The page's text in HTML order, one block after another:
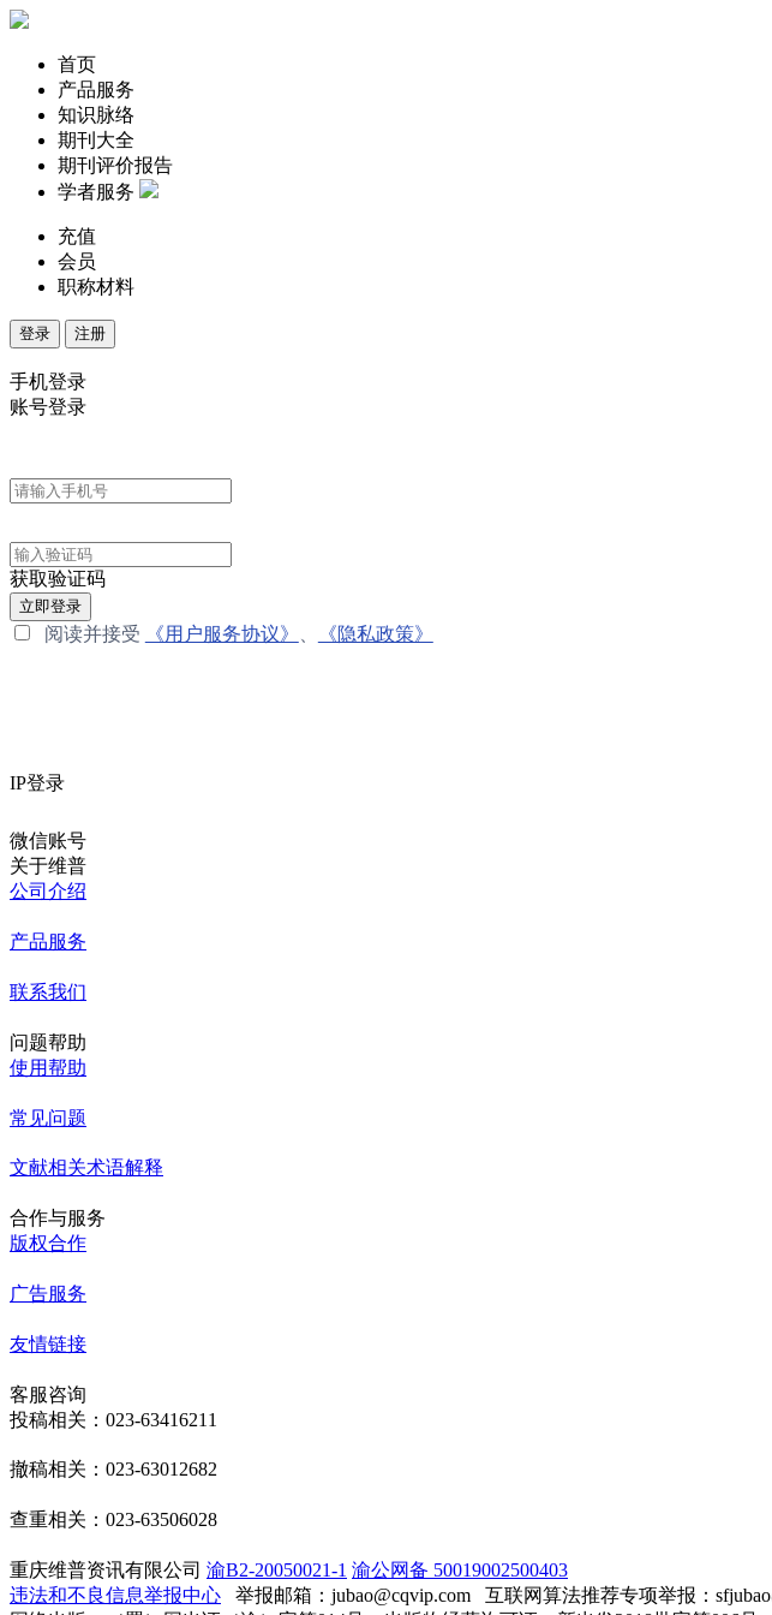
首页
产品服务
知识脉络
期刊大全
期刊评价报告
学者服务
充值
会员
职称材料
登录 注册
手机登录
账号登录
获取验证码
立即登录
阅读并接受 《用户服务协议》 《隐私政策》
IP登录
微信账号
关于维普
公司介绍
产品服务
联系我们
问题帮助
使用帮助
常见问题
文献相关术语解释
合作与服务
版权合作
广告服务
友情链接
客服咨询
投稿相关：023-63416211
撤稿相关：023-63012682
查重相关：023-63506028
重庆维普资讯有限公司 渝B2-20050021-1 渝公网备 50019002500403
违法和不良信息举报中心 举报邮箱：jubao@cqvip.com 互联网算法推荐专项举报：